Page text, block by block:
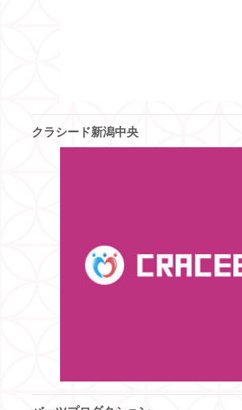
クラシード新潟中央